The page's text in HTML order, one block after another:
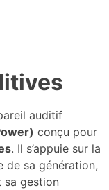
auditif
conçu pour
. Il s’appuie sur la
de sa génération,
sa gestion